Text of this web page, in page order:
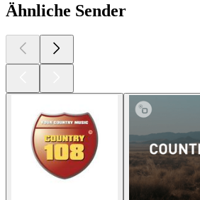
Ähnliche Sender